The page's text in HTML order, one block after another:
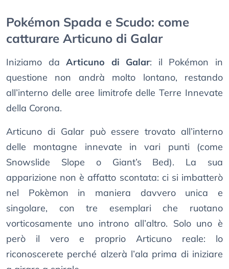
Pokémon Spada e Scudo: come
catturare Articuno di Galar
Iniziamo daArticuno di Galar: il Pokémon in
questione non andrà molto lontano, restando
all’interno delle aree limitrofe delle Terre Innevate
della Corona.
Articuno di Galar può essere trovato all’interno
delle montagne innevate in vari punti (come
Snowslide Slope o Giant’s Bed). La sua
apparizione non è affatto scontata: ci si imbatterò
nel Pokèmon in maniera davvero unica e
singolare, con tre esemplari che ruotano
vorticosamente uno introno all’altro. Solo uno è
però il vero e proprio Articuno reale: lo
riconoscerete perché alzerà l’ala prima di iniziare